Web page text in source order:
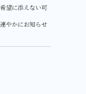
望に添えない可
やかにお知らせ